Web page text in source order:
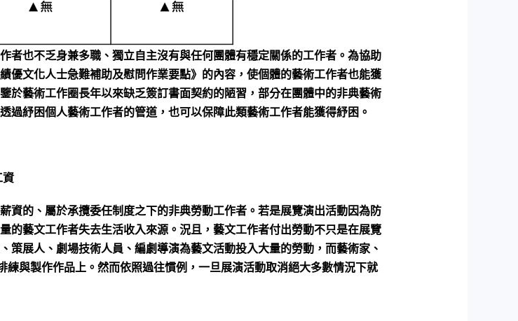
者也不乏身兼多職、獨立自主沒有與任何團體有穩定關係的工作者。為協助
優文化人士急難補助及慰問作業要點》的內容，使個體的藝術工作者也能獲
於藝術工作圈長年以來缺乏簽訂書面契約的陋習，部分在團體中的非典藝術
紓困個人藝術工作者的管道，也可以保障此類藝術工作者能獲得紓困。
資的、屬於承攬委任制度之下的非典勞動工作者。若是展覽演出活動因為防
的藝文工作者失去生活收入來源。況且，藝文工作者付出勞動不只是在展覽
展人、劇場技術人員、編劇導演為藝文活動投入大量的勞動，而藝術家、
與製作作品上。然而依照過往慣例，一旦展演活動取消絕大多數情況下就